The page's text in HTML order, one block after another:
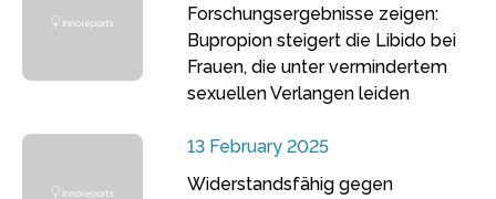
Forschungsergebnisse zeigen:
Bupropion steigert die Libido bei
Frauen, die unter vermindertem
sexuellen Verlangen leiden
13 February 2025
Widerstandsfähig gegen